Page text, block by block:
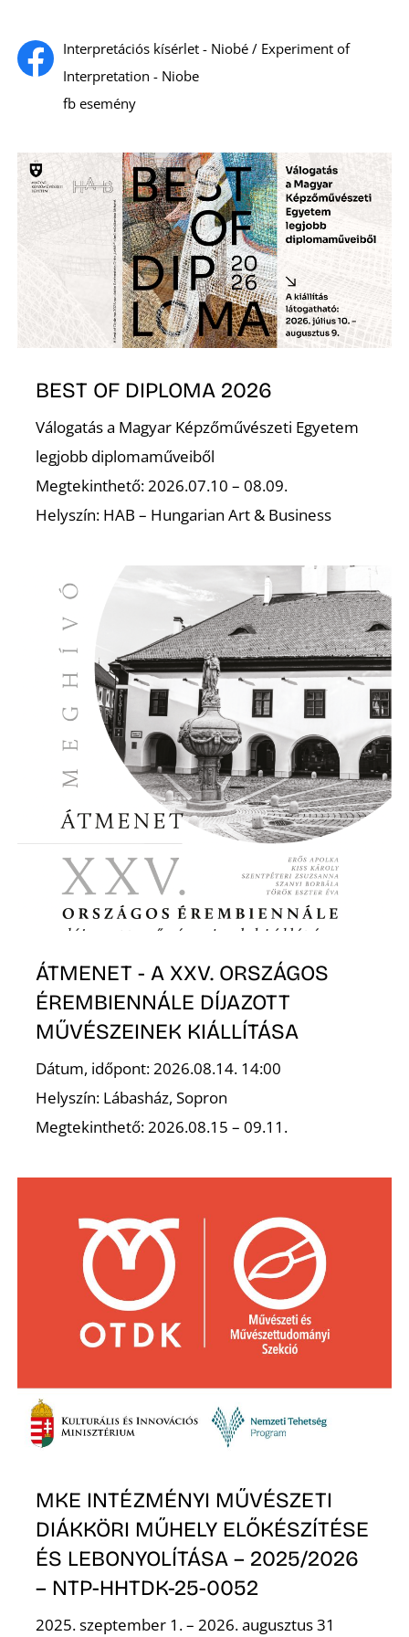
Interpretációs kísérlet - Niobé / Experiment of
Interpretation - Niobe
fb esemény
BEST OF DIPLOMA 2026
Válogatás a Magyar Képzőművészeti Egyetem
legjobb diplomaműveiből
Megtekinthető: 2026.07.10 – 08.09.
Helyszín: HAB – Hungarian Art & Business
ÁTMENET - A XXV. ORSZÁGOS
ÉREMBIENNÁLE DÍJAZOTT
MŰVÉSZEINEK KIÁLLÍTÁSA
Dátum, időpont: 2026.08.14. 14:00
Helyszín: Lábasház, Sopron
Megtekinthető: 2026.08.15 – 09.11.
MKE INTÉZMÉNYI MŰVÉSZETI
DIÁKKÖRI MŰHELY ELŐKÉSZÍTÉSE
ÉS LEBONYOLÍTÁSA – 2025/2026
– NTP-HHTDK-25-0052
2025. szeptember 1. – 2026. augusztus 31